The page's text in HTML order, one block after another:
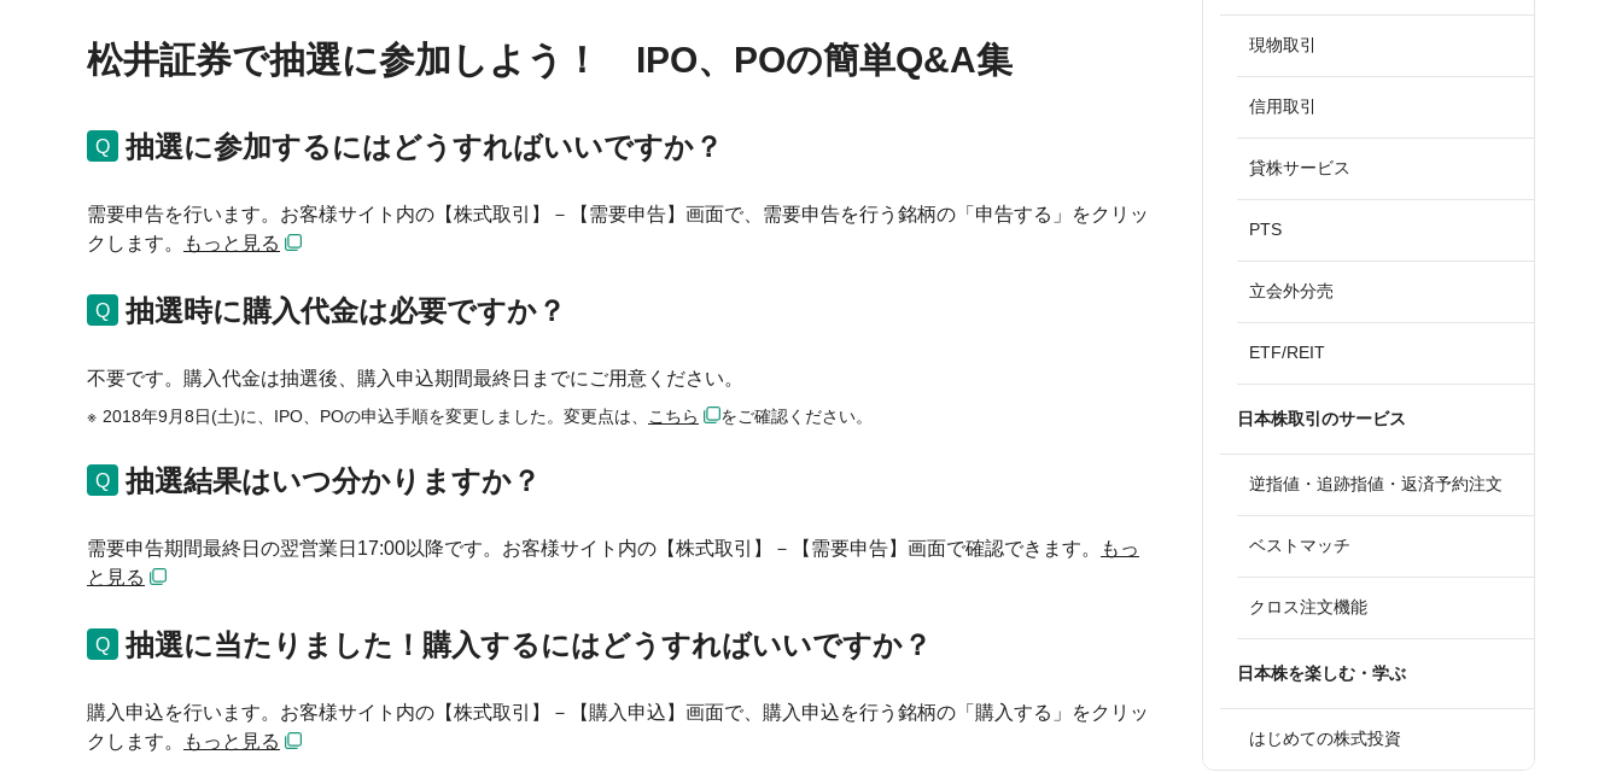
松井証券で抽選に参加しよう！ IPO、POの簡単Q&A集
抽選に参加するにはどうすればいいですか？
需要申告を行います。お客様サイト内の【株式取引】－【需要申告】画面で、需要申告を行う銘柄の「申告する」をクリッ
クします。
もっと見る
抽選時に購入代金は必要ですか？
不要です。購入代金は抽選後、購入申込期間最終日までにご用意ください。
2018年9月8日(土)に、IPO、POの申込手順を変更しました。変更点は、 こちら をご確認ください。
抽選結果はいつ分かりますか？
需要申告期間最終日の翌営業日17:00以降です。お客様サイト内の【株式取引】－【需要申告】画面で確認できます。
もっ
と見る
抽選に当たりました！購入するにはどうすればいいですか？
購入申込を行います。お客様サイト内の【株式取引】－【購入申込】画面で、購入申込を行う銘柄の「購入する」をクリッ
クします。
もっと見る
現物取引
信用取引
貸株サービス
PTS
立会外分売
ETF/REIT
日本株取引のサービス
逆指値・追跡指値・返済予約注文
ベストマッチ
クロス注文機能
日本株を楽しむ・学ぶ
はじめての株式投資